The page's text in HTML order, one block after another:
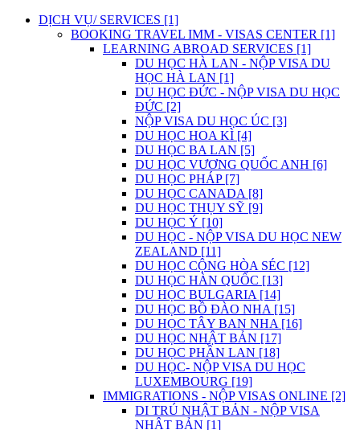
DỊCH VỤ/ SERVICES [1]
BOOKING TRAVEL IMM - VISAS CENTER [1]
LEARNING ABROAD SERVICES [1]
DU HỌC HÀ LAN - NỘP VISA DU
HỌC HÀ LAN [1]
DU HỌC ĐỨC - NỘP VISA DU HỌC
ĐỨC [2]
NỘP VISA DU HỌC ÚC [3]
DU HỌC HOA KÌ [4]
DU HỌC BA LAN [5]
DU HỌC VƯƠNG QUỐC ANH [6]
DU HỌC PHÁP [7]
DU HỌC CANADA [8]
DU HỌC THỤY SỸ [9]
DU HỌC Ý [10]
DU HỌC - NỘP VISA DU HỌC NEW
ZEALAND [11]
DU HỌC CỘNG HÒA SÉC [12]
DU HỌC HÀN QUỐC [13]
DU HỌC BULGARIA [14]
DU HỌC BỒ ĐÀO NHA [15]
DU HỌC TÂY BAN NHA [16]
DU HỌC NHẬT BẢN [17]
DU HỌC PHẦN LAN [18]
DU HỌC- NỘP VISA DU HỌC
LUXEMBOURG [19]
IMMIGRATIONS - NỘP VISAS ONLINE [2]
DI TRÚ NHẬT BẢN - NỘP VISA
NHẬT BẢN [1]